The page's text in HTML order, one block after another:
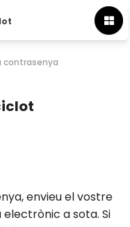
contrasenya
envieu el vostre
a sota. Si